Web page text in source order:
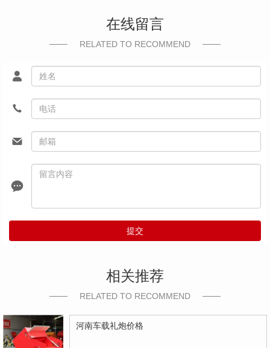
在线留言
RELATED TO RECOMMEND
提交
相关推荐
RELATED TO RECOMMEND
河南车载礼炮价格